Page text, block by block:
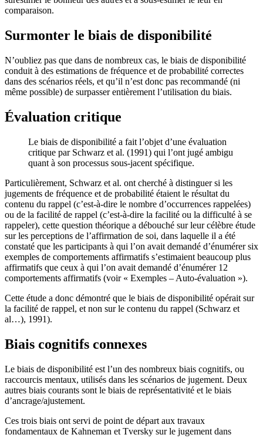
comparaison.
Surmonter le biais de disponibilité
N’oubliez pas que dans de nombreux cas, le biais de disponibilité
conduit à des estimations de fréquence et de probabilité correctes
dans des scénarios réels, et qu’il n’est donc pas recommandé (ni
même possible) de surpasser entièrement l’utilisation du biais.
Évaluation critique
Le biais de disponibilité a fait l’objet d’une évaluation
critique par Schwarz et al. (1991) qui l’ont jugé ambigu
quant à son processus sous-jacent spécifique.
Particulièrement, Schwarz et al. ont cherché à distinguer si les
jugements de fréquence et de probabilité étaient le résultat du
contenu du rappel (c’est-à-dire le nombre d’occurrences rappelées)
ou de la facilité de rappel (c’est-à-dire la facilité ou la difficulté à se
rappeler), cette question théorique a débouché sur leur célèbre étude
sur les perceptions de l’affirmation de soi, dans laquelle il a été
constaté que les participants à qui l’on avait demandé d’énumérer six
exemples de comportements affirmatifs s’estimaient beaucoup plus
affirmatifs que ceux à qui l’on avait demandé d’énumérer 12
comportements affirmatifs (voir « Exemples – Auto-évaluation »).
Cette étude a donc démontré que le biais de disponibilité opérait sur
la facilité de rappel, et non sur le contenu du rappel (Schwarz et
al…), 1991).
Biais cognitifs connexes
Le biais de disponibilité est l’un des nombreux biais cognitifs, ou
raccourcis mentaux, utilisés dans les scénarios de jugement. Deux
autres biais courants sont le biais de représentativité et le biais
d’ancrage/ajustement.
Ces trois biais ont servi de point de départ aux travaux
fondamentaux de Kahneman et Tversky sur le jugement dans